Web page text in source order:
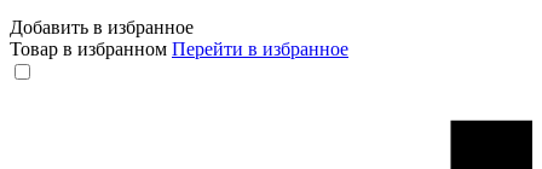
Добавить в избранное
Товар в избранном Перейти в избранное